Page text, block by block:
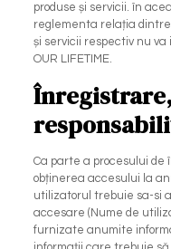
produse și servicii. în
reglementa relația
și servicii respectiv nu va
OUR LIFETIME.
Ca parte a procesului
obținerea accesului la
utilizatorul trebuie sa-si
accesare (Nume de
furnizate anumite